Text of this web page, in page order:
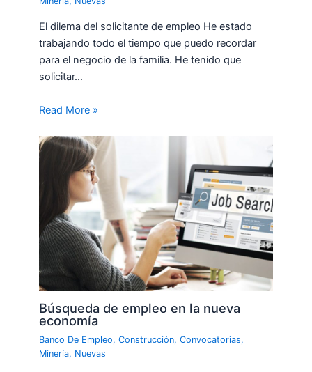
El dilema del solicitante de empleo He estado
trabajando todo el tiempo que puedo recordar
para el negocio de la familia. He tenido que
solicitar…
Read More »
Búsqueda de empleo en la nueva
economía
Banco De Empleo,Construcción,Convocatorias,
Minería, Nuevas